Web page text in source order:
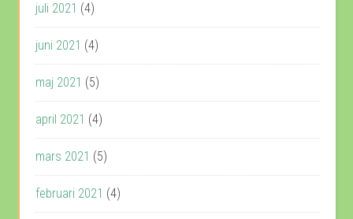
juli 2021 (4)
juni 2021 (4)
maj 2021 (5)
april 2021 (4)
mars 2021 (5)
februari 2021 (4)